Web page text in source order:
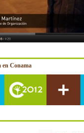
en Conama